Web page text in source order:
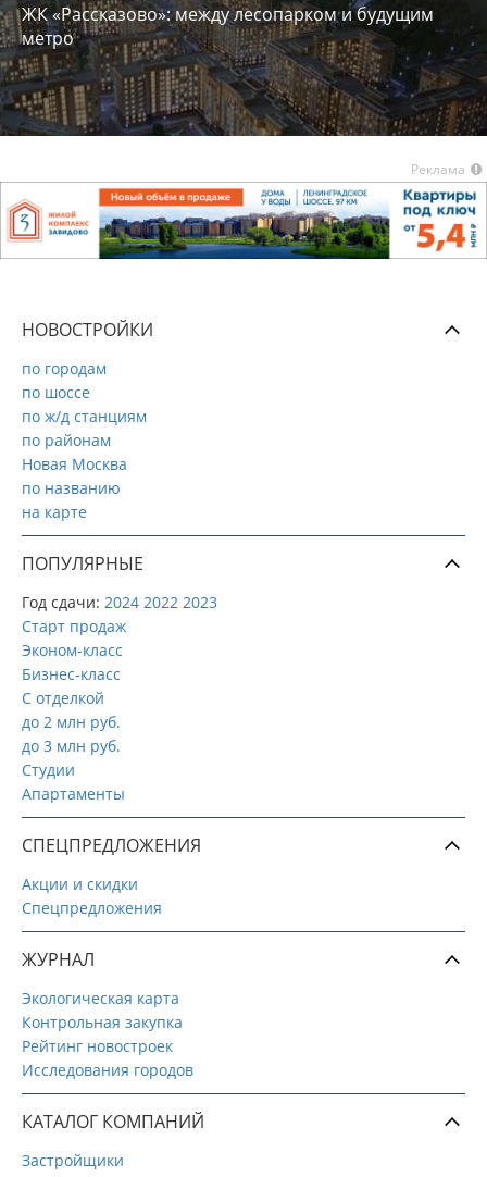
ЖК «Рассказово»: между лесопарком и будущим
метро
Реклама
НОВОСТРОЙКИ
по городам
по шоссе
по ж/д станциям
по районам
Новая Москва
по названию
на карте
ПОПУЛЯРНЫЕ
Год сдачи: 2024 2022 2023
Старт продаж
Эконом-класс
Бизнес-класс
С отделкой
до 2 млн руб.
до 3 млн руб.
Студии
Апартаменты
СПЕЦПРЕДЛОЖЕНИЯ
Акции и скидки
Спецпредложения
ЖУРНАЛ
Экологическая карта
Контрольная закупка
Рейтинг новостроек
Исследования городов
КАТАЛОГ КОМПАНИЙ
Застройщики